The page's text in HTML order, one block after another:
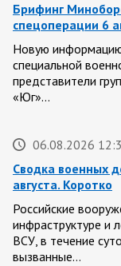
Брифинг
спецоперации 6
Новую
специальной
представители
«Юг»…
06.08.2026
Сводка военных
августа. Коротко
Российские
инфраструктуре и
ВСУ, в течение
вызванные…